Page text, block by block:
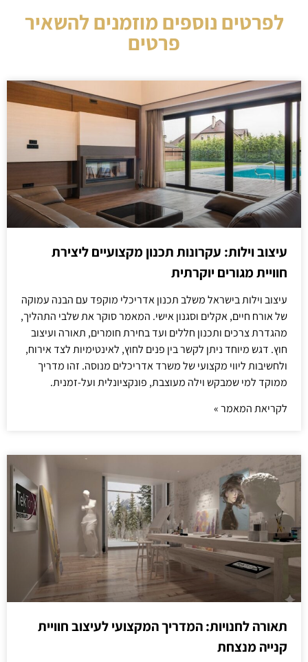
לפרטים נוספים מוזמנים להשאיר
פרטים
עיצוב וילות: עקרונות תכנון מקצועיים ליצירת
חוויית מגורים יוקרתית
עיצוב וילות בישראל משלב תכנון אדריכלי מוקפד עם הבנה עמוקה
של אורח חיים, אקלים וסגנון אישי. המאמר סוקר את שלבי התהליך,
מהגדרת צרכים ותכנון חללים ועד בחירת חומרים, תאורה ועיצוב
חוץ. דגש מיוחד ניתן לקשר בין פנים לחוץ, לאינטימיות לצד אירוח,
ולחשיבות ליווי מקצועי של משרד אדריכלים מנוסה. זהו מדריך
ממוקד למי שמבקש וילה מעוצבת, פונקציונלית ועל-זמנית.
לקריאת המאמר »
תאורה לחנויות: המדריך המקצועי לעיצוב חוויית
קנייה מנצחת